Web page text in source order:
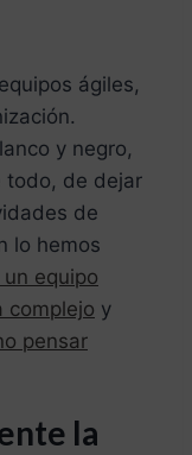
ágiles,
y negro,
todo, de dejar
de
lo hemos
un equipo
complejo y
pensar
la